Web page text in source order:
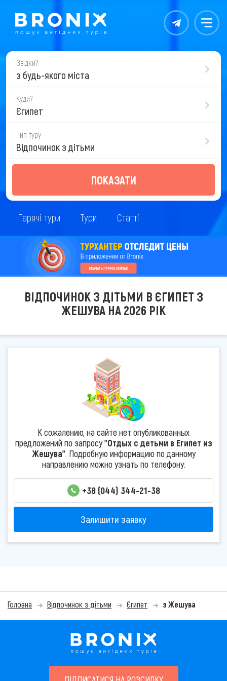
Контакты Меню
Звідки?
з будь-якого міста
Куди?
Єгипет
Тип туру
Відпочинок з дітьми
ПОКАЗАТИ
Гарячі тури Тури Статті
ВІДПОЧИНОК З ДІТЬМИ В ЄГИПЕТ З
ЖЕШУВА НА 2026 РІК
К сожалению, на сайте нет опубликованных
предложений по запросу"Отдых с детьми в Египет из
Жешува". Подробную информацию по данному
направлению можно узнать по телефону:
+38 (044) 344-21-38
Залишити заявку
Головна Відпочинок з дітьми Єгипет з Жешува